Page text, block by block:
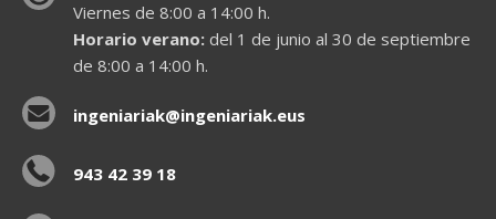
Viernes de 8:00 a 14:00 h.
Horario verano:del 1 de junio al 30 de septiembre
de 8:00 a 14:00 h.
ingeniariak@ingeniariak.eus
943 42 39 18